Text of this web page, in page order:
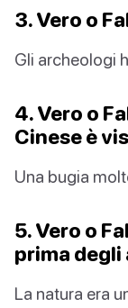
3. Vero o
Gli archeologi
4. Vero o
Cinese è
Una bugia
5. Vero o
prima degli
La natura era